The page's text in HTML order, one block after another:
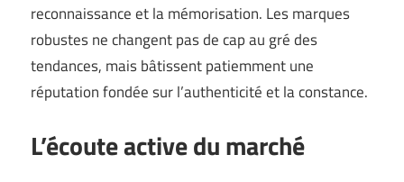
reconnaissance et la mémorisation. Les marques
robustes ne changent pas de cap au gré des
tendances, mais bâtissent patiemment une
réputation fondée sur l’authenticité et la constance.
L’écoute active du marché